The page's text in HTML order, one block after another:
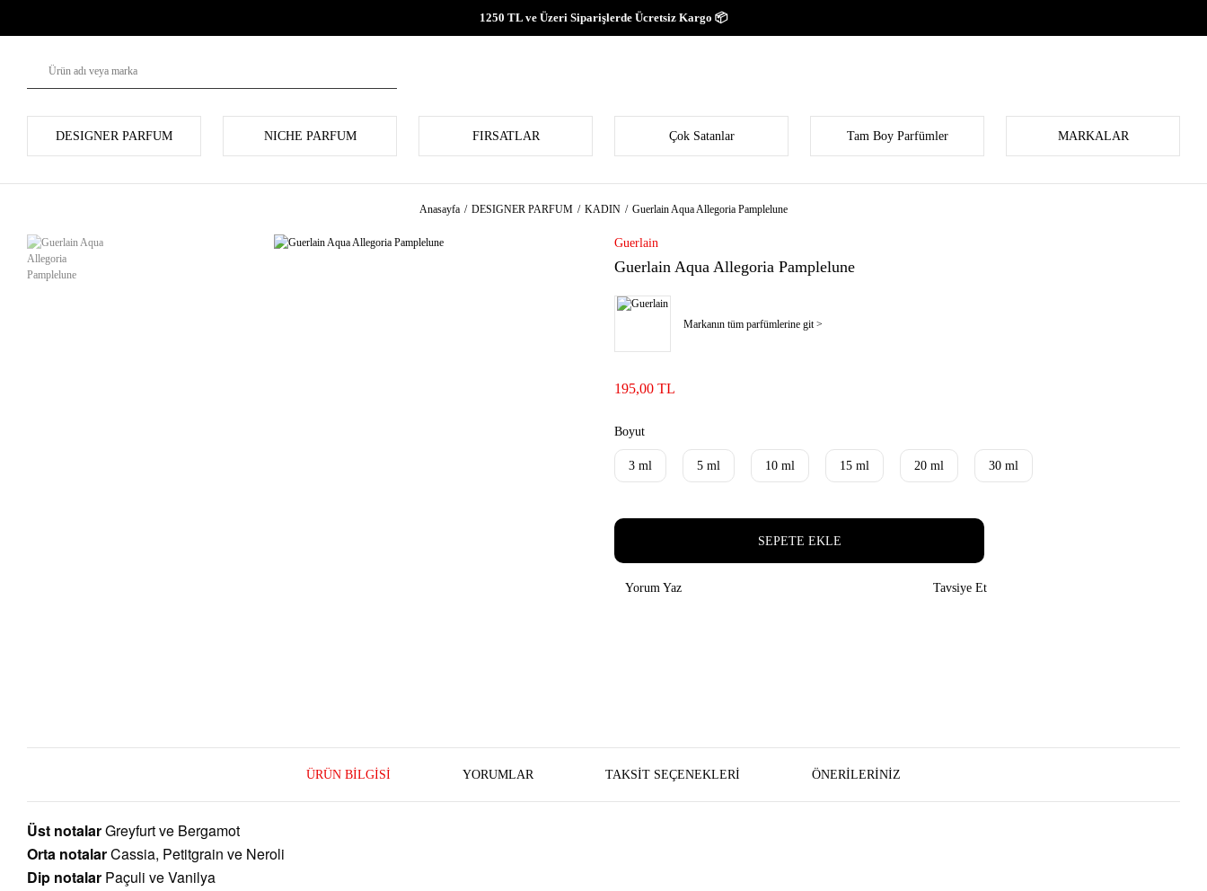
1250 TL ve Üzeri Siparişlerde Ücretsiz Kargo 📦
DESIGNER PARFUM NICHE PARFUM FIRSATLAR Çok Satanlar Tam Boy Parfümler MARKALAR
Anasayfa DESIGNER PARFUM KADIN Guerlain Aqua Allegoria Pamplelune
Guerlain
Guerlain Aqua Allegoria Pamplelune
Markanın tüm parfümlerine git >
195,00 TL
Boyut
3 ml 5 ml 10 ml 15 ml 20 ml 30 ml
SEPETE EKLE
Yorum Yaz Tavsiye Et
ÜRÜN BILGISI YORUMLAR TAKSIT SEÇENEKLERI ÖNERILERINIZ
Üst notalarGreyfurt ve Bergamot
Orta notalarCassia, Petitgrain ve Neroli
Dip notalar Paçuli ve Vanilya